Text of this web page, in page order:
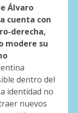
Álvaro
cuenta con
derecha,
modere su
dentro del
identidad no
nuevos